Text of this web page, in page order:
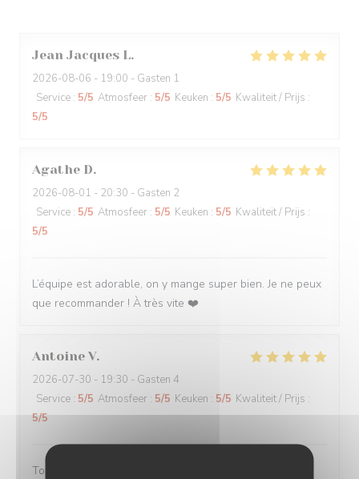
Jean Jacques L
2026-08-06 - 19:00 - Gasten 1
Service : 5/5 Atmosfeer : 5/5 Keuken : 5/5 Kwaliteit / Prijs :
5/5
Agathe D
2026-08-01 - 20:30 - Gasten 2
Service : 5/5 Atmosfeer : 5/5 Keuken : 5/5 Kwaliteit / Prijs :
5/5
L’équipe est adorable, on y mange super bien. Je ne peux
que recommander ! À très vite ❤️
Antoine V
2026-07-30 - 19:30 - Gasten 4
Service : 5/5 Atmosfeer : 5/5 Keuken : 5/5 Kwaliteit / Prijs :
5/5
Toujours servi avec bonne humeur ! Plats délicieux